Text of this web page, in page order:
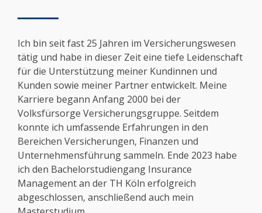
Ich bin seit fast 25 Jahren im Versicherungswesen
tätig und habe in dieser Zeit eine tiefe Leidenschaft
für die Unterstützung meiner Kundinnen und
Kunden sowie meiner Partner entwickelt. Meine
Karriere begann Anfang 2000 bei der
Volksfürsorge Versicherungsgruppe. Seitdem
konnte ich umfassende Erfahrungen in den
Bereichen Versicherungen, Finanzen und
Unternehmensführung sammeln. Ende 2023 habe
ich den Bachelorstudiengang Insurance
Management an der TH Köln erfolgreich
abgeschlossen, anschließend auch mein